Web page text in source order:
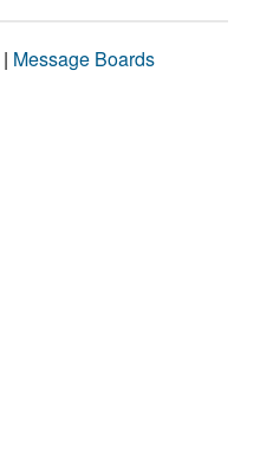
| Message Boards